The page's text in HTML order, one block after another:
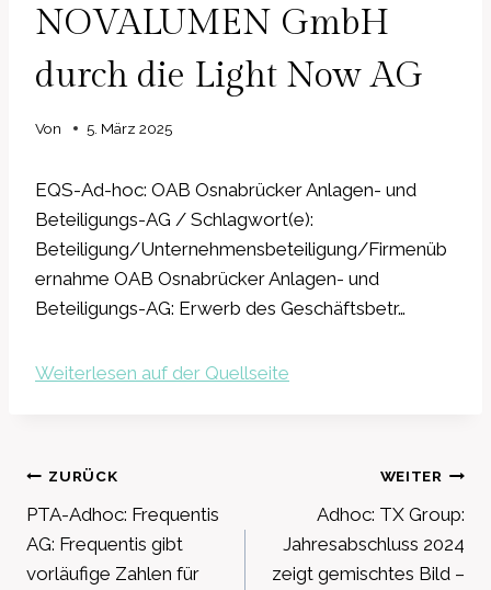
NOVALUMEN GmbH
durch die Light Now AG
Von 5. März 2025
EQS-Ad-hoc: OAB Osnabrücker Anlagen- und
Beteiligungs-AG / Schlagwort(e):
Beteiligung/Unternehmensbeteiligung/Firmenüb
ernahme OAB Osnabrücker Anlagen- und
Beteiligungs-AG: Erwerb des Geschäftsbetr…
Weiterlesen auf der Quellseite
Beitragsnavigation
ZURÜCK
PTA-Adhoc: Frequentis
AG: Frequentis gibt
vorläufige Zahlen für
WEITER
Adhoc: TX Group:
Jahresabschluss 2024
zeigt gemischtes Bild –